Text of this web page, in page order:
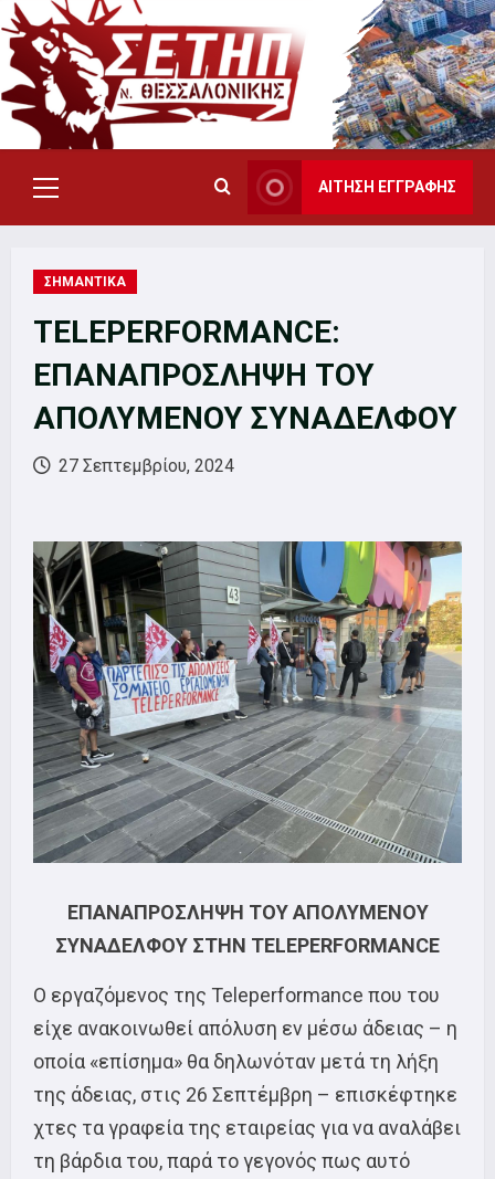
Skip
to
content
Primary
Menu
ΑΙΤΗΣΗ ΕΓΓΡΑΦΗΣ
ΣΗΜΑΝΤΙΚΑ
TELEPERFORMANCE:
ΕΠΑΝΑΠΡΟΣΛΗΨΗ ΤΟΥ
ΑΠΟΛΥΜΕΝΟΥ ΣΥΝΑΔΕΛΦΟΥ
27 Σεπτεμβρίου, 2024
ΕΠΑΝΑΠΡΟΣΛΗΨΗ ΤΟΥ ΑΠΟΛΥΜΕΝΟΥ
ΣΥΝΑΔΕΛΦΟΥ ΣΤΗΝ TELEPERFORMANCE
Ο εργαζόμενος της Teleperformance που του
είχε ανακοινωθεί απόλυση εν μέσω άδειας – η
οποία «επίσημα» θα δηλωνόταν μετά τη λήξη
της άδειας, στις 26 Σεπτέμβρη – επισκέφτηκε
χτες τα γραφεία της εταιρείας για να αναλάβει
τη βάρδια του, παρά το γεγονός πως αυτό